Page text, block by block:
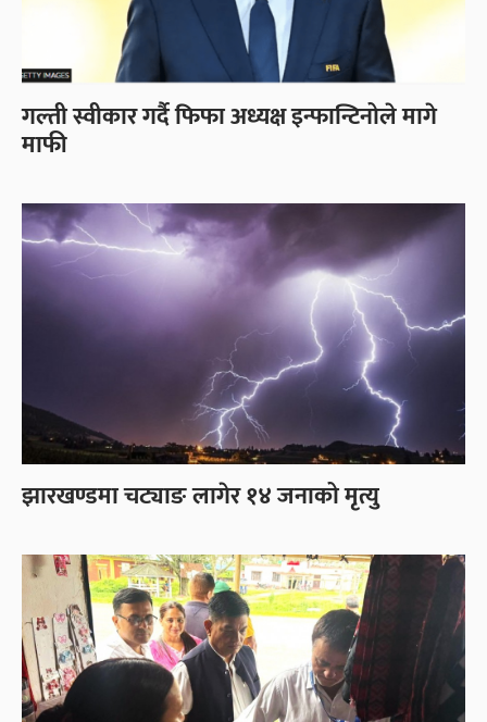
गल्ती स्वीकार गर्दै फिफा अध्यक्ष इन्फान्टिनोले मागे
माफी
झारखण्डमा चट्याङ लागेर १४ जनाको मृत्यु